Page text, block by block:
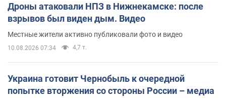
Дроны атаковали НПЗ в Нижнекамске: после
взрывов был виден дым. Видео
Местные жители активно публиковали фото и видео
10.08.2026 07:34 4,7 т.
Украина готовит Чернобыль к очередной
попытке вторжения со стороны России – медиа